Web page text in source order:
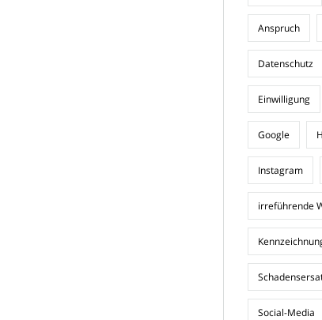
Anspruch
Datenschutz
Einwilligung
Google
Instagram
irreführende
Social-Media